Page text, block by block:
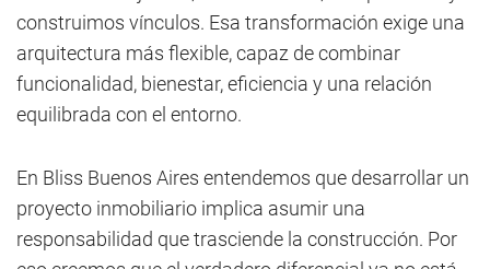
construimos vínculos. Esa transformación exige una
arquitectura más flexible, capaz de combinar
funcionalidad, bienestar, eficiencia y una relación
equilibrada con el entorno.
En Bliss Buenos Aires entendemos que desarrollar un
proyecto inmobiliario implica asumir una
responsabilidad que trasciende la construcción. Por